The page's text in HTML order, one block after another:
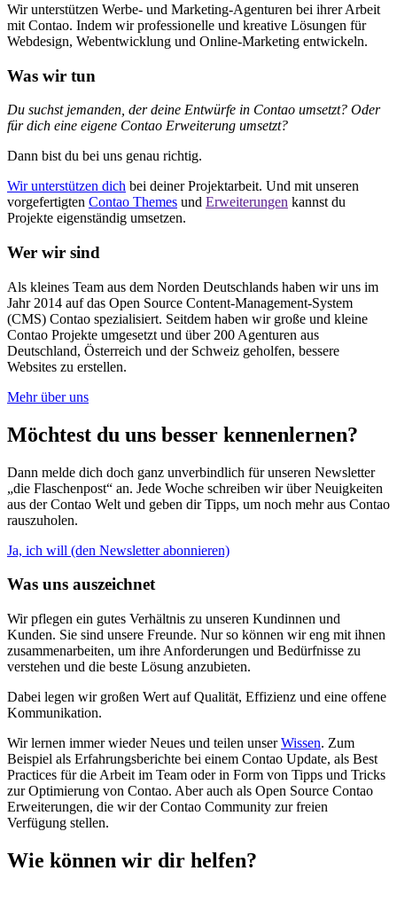
Wir unterstützen Werbe- und Marketing-Agenturen bei ihrer Arbeit
mit Contao. Indem wir professionelle und kreative Lösungen für
Webdesign, Webentwicklung und Online-Marketing entwickeln.
Was wir tun
Du suchst jemanden, der deine Entwürfe in Contao umsetzt? Oder
für dich eine eigene Contao Erweiterung umsetzt?
Dann bist du bei uns genau richtig.
Wir unterstützen dich bei deiner Projektarbeit. Und mit unseren
vorgefertigten Contao Themes und Erweiterungen kannst du
Projekte eigenständig umsetzen.
Wer wir sind
Als kleines Team aus dem Norden Deutschlands haben wir uns im
Jahr 2014 auf das Open Source Content-Management-System
(CMS) Contao spezialisiert. Seitdem haben wir große und kleine
Contao Projekte umgesetzt und über 200 Agenturen aus
Deutschland, Österreich und der Schweiz geholfen, bessere
Websites zu erstellen.
Mehr über uns
Möchtest du uns besser kennenlernen?
Dann melde dich doch ganz unverbindlich für unseren Newsletter
„die Flaschenpost“ an. Jede Woche schreiben wir über Neuigkeiten
aus der Contao Welt und geben dir Tipps, um noch mehr aus Contao
rauszuholen.
Ja, ich will (den Newsletter abonnieren)
Was uns auszeichnet
Wir pflegen ein gutes Verhältnis zu unseren Kundinnen und
Kunden. Sie sind unsere Freunde. Nur so können wir eng mit ihnen
zusammenarbeiten, um ihre Anforderungen und Bedürfnisse zu
verstehen und die beste Lösung anzubieten.
Dabei legen wir großen Wert auf Qualität, Effizienz und eine offene
Kommunikation.
Wir lernen immer wieder Neues und teilen unserWissen. Zum
Beispiel als Erfahrungsberichte bei einem Contao Update, als Best
Practices für die Arbeit im Team oder in Form von Tipps und Tricks
zur Optimierung von Contao. Aber auch als Open Source Contao
Erweiterungen, die wir der Contao Community zur freien
Verfügung stellen.
Wie können wir dir helfen?